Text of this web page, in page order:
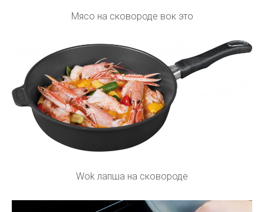
Мясо на сковороде вок это
Wok лапша на сковороде